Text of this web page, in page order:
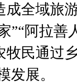
成全域旅
”“阿拉善
牧民通过
发展。